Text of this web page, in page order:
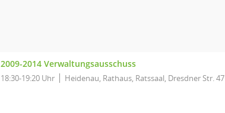
2009-2014 Verwaltungsausschuss
18:30-19:20 Uhr Heidenau, Rathaus, Ratssaal, Dresdner Str. 47